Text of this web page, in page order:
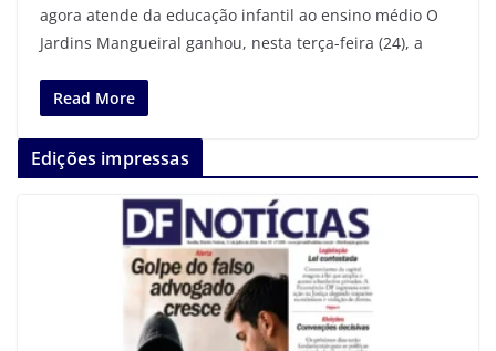
agora atende da educação infantil ao ensino médio O
Jardins Mangueiral ganhou, nesta terça-feira (24), a
Read More
Edições impressas